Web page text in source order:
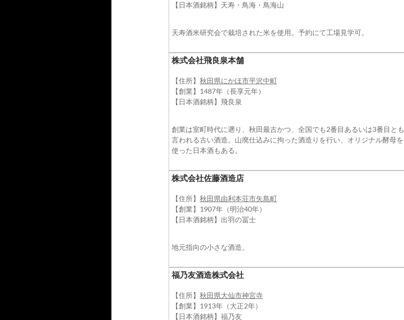
【日本酒銘柄】天寿・鳥海・鳥海山
天寿酒米研究会で栽培された米を使用。予約にて工場見学可。
株式会社飛良泉本舗
【住所】 秋田県にかほ市平沢中町
【創業】1487年（長享元年）
【日本酒銘柄】飛良泉
創業は室町時代に遡り、秋田最古かつ、全国でも2番目あるいは3番目とも
言われる古い酒造。山廃仕込みに拘った酒造りを行い、オリジナル酵母を
使った日本酒もある。
株式会社佐藤酒造店
【住所】 秋田県由利本荘市矢島町
【創業】1907年（明治40年）
【日本酒銘柄】出羽の冨士
地元指向の小さな酒造。
福乃友酒造株式会社
【住所】 秋田県大仙市神宮寺
【創業】1913年（大正2年）
【日本酒銘柄】福乃友